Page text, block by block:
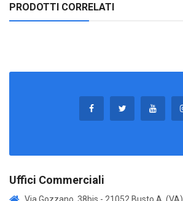
PRODOTTI CORRELATI
Uffici Commerciali